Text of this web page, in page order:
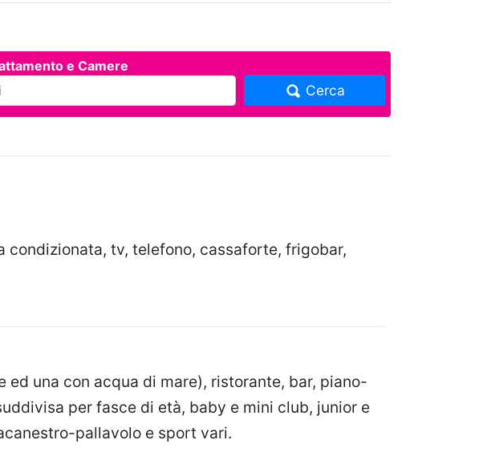
e Camere
Cerca
tv, telefono, cassaforte, frigobar,
una con acqua di mare), ristorante, bar, piano-
per fasce di età, baby e mini club, junior e
pallavolo e sport vari.